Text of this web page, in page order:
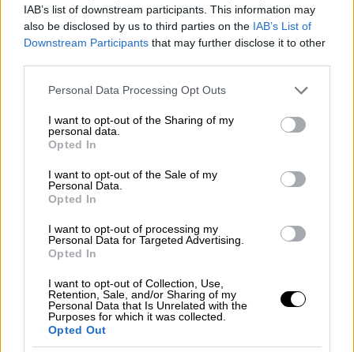
IAB’s list of downstream participants. This information may
also be disclosed by us to third parties on the IAB’s List of
Downstream Participants that may further disclose it to other
Please note that this website/app uses one or more Google
not limited to your visit or usage behaviour. You may click to
grant or deny consent to Google and its third-party tags to
use your data for below specified purposes in below Google
consent section.
Personal Data Processing Opt Outs
I want to opt-out of the Sharing of my
personal data.
Opted In
I want to opt-out of the Sale of my
Personal Data.
Opted In
I want to opt-out of processing my
Personal Data for Targeted Advertising.
Opted In
I want to opt-out of Collection, Use,
Retention, Sale, and/or Sharing of my
Personal Data that Is Unrelated with the
Purposes for which it was collected.
Opted Out
Πειθαρχική δίωξη και διαδικασία
Η πειθαρχική δίωξη σε βάρος φοιτητή
Τμήματος ή από τον Κοσμήτορα της Σχολής
σε περίπτωση Μονοτμηματικής Σχολής.
Δύναται να ασκηθεί και από τον Πρύτανη ή
τον αρμόδιο Αντιπρύτανη ή τον νόμιμο
αναπληρωτή του, αν λάβουν γνώση ή έχουν
σοβαρές ενδείξεις για την τέλεση
ασκηθεί πειθαρχική δίωξη από τον Πρόεδρο
του Τμήματος ή τον Κοσμήτορα της Σχολής.
2. Η πειθαρχική δίωξη φοιτητή αρχίζει είτε
με την έγγραφη κλήση σε προηγούμενη
ακρόαση (απολογία) του πειθαρχικώς